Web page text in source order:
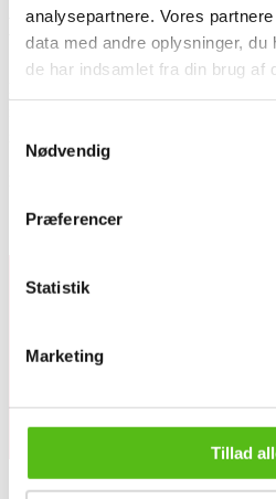
analysepartnere. Vores
data med andre oplysninger, du
de har indsamlet fra din brug af
Nødvendig
Præferencer
Statistik
Marketing
Tillad
Vaser, skåle, fade
Beskrivelse
grenværk afsluttede med modellerede
1800tallet. Diam. 18,7 cm, kurvens H. 7